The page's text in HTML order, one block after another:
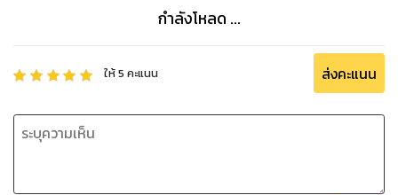
กำลังโหลด ...
ให้5 คะแนน ส่งคะแนน